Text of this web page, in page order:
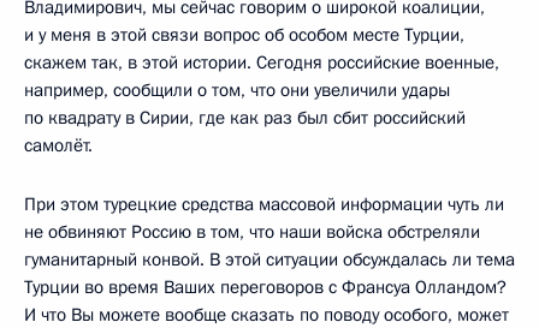
Владимирович, мы сейчас говорим о широкой коалиции,
и у меня в этой связи вопрос об особом месте Турции,
скажем так, в этой истории. Сегодня российские военные,
например, сообщили о том, что они увеличили удары
по квадрату в Сирии, где как раз был сбит российский
самолёт.
При этом турецкие средства массовой информации чуть ли
не обвиняют Россию в том, что наши войска обстреляли
гуманитарный конвой. В этой ситуации обсуждалась ли тема
Турции во время Ваших переговоров с Франсуа Олландом?
И что Вы можете вообще сказать по поводу особого, может